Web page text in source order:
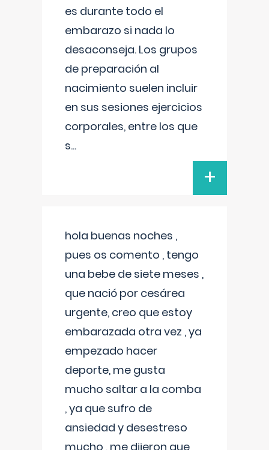
es durante todo el
embarazo si nada lo
desaconseja. Los grupos
de preparación al
nacimiento suelen incluir
en sus sesiones ejercicios
corporales, entre los que
s...
+
hola buenas noches ,
pues os comento , tengo
una bebe de siete meses ,
que nació por cesárea
urgente, creo que estoy
embarazada otra vez , ya
empezado hacer
deporte, me gusta
mucho saltar a la comba
, ya que sufro de
ansiedad y desestreso
mucho , me dijeron que